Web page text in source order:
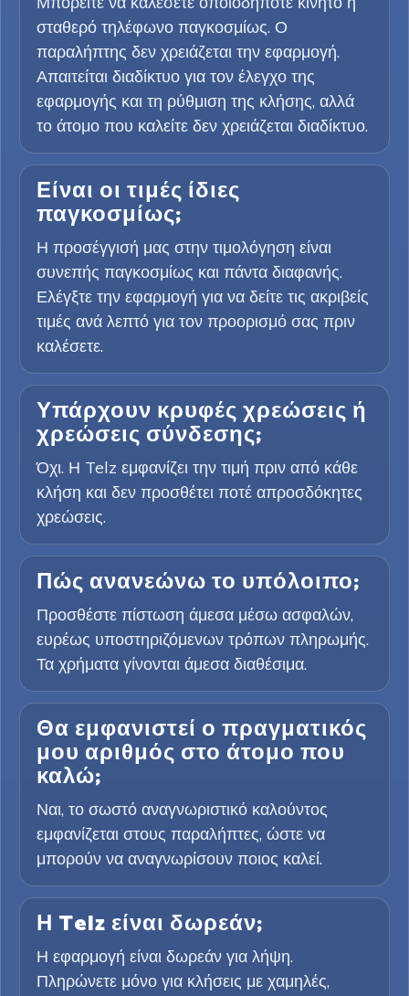
σταθερό τηλέφωνο παγκοσμίως. Ο
παραλήπτης δεν χρειάζεται την εφαρμογή.
Απαιτείται διαδίκτυο για τον έλεγχο της
εφαρμογής και τη ρύθμιση της κλήσης, αλλά
το άτομο που καλείτε δεν χρειάζεται διαδίκτυο.
Είναι οι τιμές ίδιες
παγκοσμίως;
Η προσέγγισή μας στην τιμολόγηση είναι
συνεπής παγκοσμίως και πάντα διαφανής.
Ελέγξτε την εφαρμογή για να δείτε τις ακριβείς
τιμές ανά λεπτό για τον προορισμό σας πριν
καλέσετε.
Υπάρχουν κρυφές χρεώσεις ή
χρεώσεις σύνδεσης;
Όχι. Η Telz εμφανίζει την τιμή πριν από κάθε
κλήση και δεν προσθέτει ποτέ απροσδόκητες
χρεώσεις.
Πώς ανανεώνω το υπόλοιπο;
Προσθέστε πίστωση άμεσα μέσω ασφαλών,
ευρέως υποστηριζόμενων τρόπων πληρωμής.
Τα χρήματα γίνονται άμεσα διαθέσιμα.
Θα εμφανιστεί ο πραγματικός
μου αριθμός στο άτομο που
καλώ;
Ναι, το σωστό αναγνωριστικό καλούντος
εμφανίζεται στους παραλήπτες, ώστε να
μπορούν να αναγνωρίσουν ποιος καλεί.
Η Telz είναι δωρεάν;
Η εφαρμογή είναι δωρεάν για λήψη.
Πληρώνετε μόνο για κλήσεις με χαμηλές,